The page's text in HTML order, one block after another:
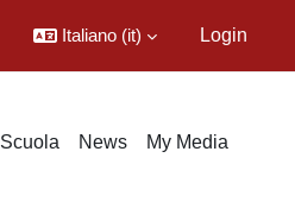
Italiano ‎(it)‎ Login
Scuola News My Media